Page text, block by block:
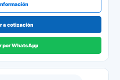
a cotización
por WhatsApp